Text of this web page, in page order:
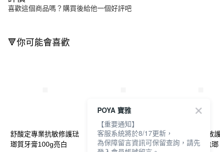
喜歡這個商品嗎？購買後給他一個好評吧
🔻你可能會喜歡
舒酸定專業抗敏修護琺
瑯質牙膏100g亮白
舒酸定抗敏修護琺瑯質
牙膏100g*2+抗敏修護
舒酸定專業抗敏
膏100g-強化琺瑯
POYA 寶雅
【重要通知】
客服系統將於8/17更新，
為保障留言資訊可保留查詢，請先